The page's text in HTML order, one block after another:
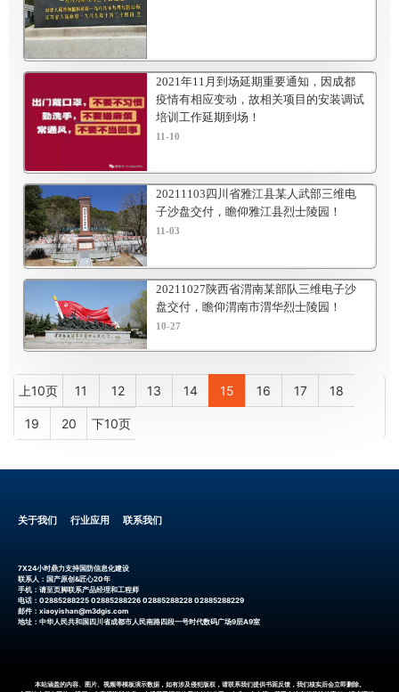
2021年11月到场延期重要通知，因成都
疫情有相应变动，故相关项目的安装调试
培训工作延期到场！
11-10
20211103四川省雅江县某人武部三维电
子沙盘交付，瞻仰雅江县烈士陵园！
11-03
20211027陕西省渭南某部队三维电子沙
盘交付，瞻仰渭南市渭华烈士陵园！
10-27
上10页 11 12 13 14 15 16 17 18
19 20 下10页
关于我们 行业应用 联系我们
7X24小时鼎力支持国防信息化建设
联系人：国产原创&匠心20年
手机：请至页脚联系产品经理和工程师
电话：02885288225 02885288226 02885288228 02885288229
邮件：xiaoyishan@m3dgis.com
地址：中华人民共和国四川省成都市人民南路四段一号时代数码广场9层A9室
本站涵盖的内容、图片、视频等模板演示数据，如有涉及侵犯版权，请联系我们提供书面反馈，我们核实后会立即删除。